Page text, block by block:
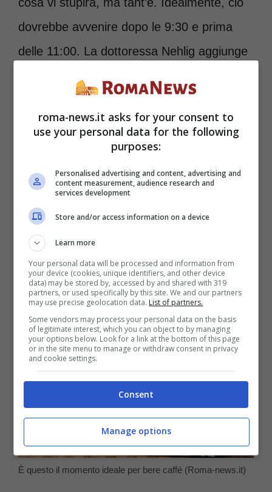
dovrebbe avvenire dopo le 9:30 e prima
delle 11:00. La dottoressa Nehlig aggiunge
di 100-150 milligrammi di caffeina.
“Sebbene siano utili per il risveglio,livelli
elevati di cortisolo stimolati dal bere
possono essere anche dannosi. Bere
caffè dopo il risveglio crea un’i
risposta allo stress nel corpo“, afferma
la nutrizionista Amanda Maucere, in
un’intervista alDaily Mail.
È questo il momento ideale per bere caffé (Roma-news.it)
roma-news.it asks for your consent to
use your personal data for the following
purposes:
Personalised advertising and content, advertising and
content measurement, audience research and
services development
Store and/or access information on a device
Learn more
Your personal data will be processed and information from
your device (cookies, unique identifiers, and other device
data) may be stored by, accessed by and shared with 319
partners, or used specifically by this site. We and our partners
may use precise geolocation data. List of partners.
Some vendors may process your personal data on the basis
of legitimate interest, which you can object to by managing
your options below. Look for a link at the bottom of this page
or in the site menu to manage or withdraw consent in privacy
and cookie settings.
Consent
Manage options